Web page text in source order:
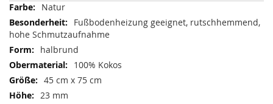
Mehr
Informationen
Natur
Fußbodenheizung geeignet, rutschhemmend,
hohe Schmutzaufnahme
halbrund
100% Kokos
45 cm x 75 cm
23 mm